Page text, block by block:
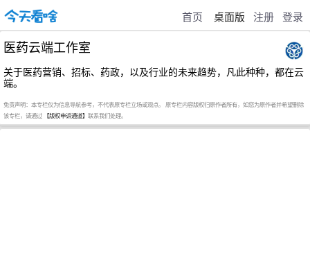
首页 桌面版 注册 登录
医药云端工作室
关于医药营销、招标、药政，以及行业的未来趋势，凡此种种，都在云
端。
免责声明：本专栏仅为信息导航参考，不代表原专栏立场或观点。 原专栏内容版权归原作者所有，如您为原作者并希望删除
该专栏，请通过 【版权申诉通道】 联系我们处理。